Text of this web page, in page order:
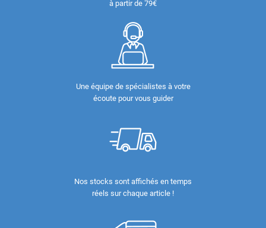
à partir de 79€
Une équipe de spécialistes à votre
écoute pour vous guider
Nos stocks sont affichés en temps
réels sur chaque article !